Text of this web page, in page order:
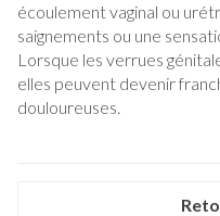
écoulement vaginal ou
saignements ou une
Lorsque les verrues
elles peuvent devenir
douloureuses.